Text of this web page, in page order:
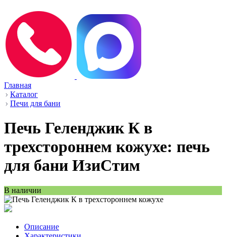
Главная
Каталог
Печи для бани
Печь Геленджик К в
трехстороннем кожухе: печь
для бани ИзиСтим
В наличии
Описание